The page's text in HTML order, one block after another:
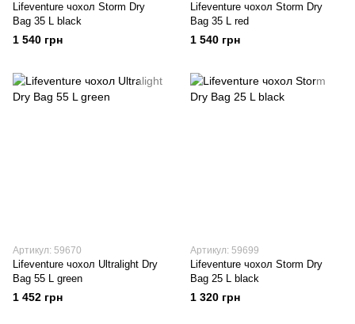
Lifeventure чохол Storm Dry
Bag 35 L black
1 540 грн
Lifeventure чохол Storm Dry
Bag 35 L red
1 540 грн
Артикул: 59670
Lifeventure чохол Ultralight Dry
Bag 55 L green
1 452 грн
Артикул: 59699
Lifeventure чохол Storm Dry
Bag 25 L black
1 320 грн